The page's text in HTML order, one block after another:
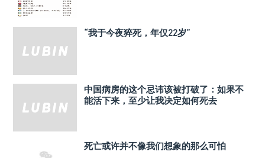
“我于今夜猝死，年仅22岁”
中国病房的这个忌讳该被打破了：如果不
能活下来，至少让我决定如何死去
死亡或许并不像我们想象的那么可怕